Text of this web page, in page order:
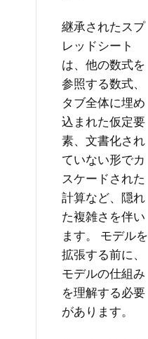
継承されたスプ
レッドシート
は、他の数式を
参照する数式、
タブ全体に埋め
込まれた仮定要
素、文書化され
ていない形でカ
スケードされた
計算など、隠れ
た複雑さを伴い
ます。 モデルを
拡張する前に、
モデルの仕組み
を理解する必要
があります。